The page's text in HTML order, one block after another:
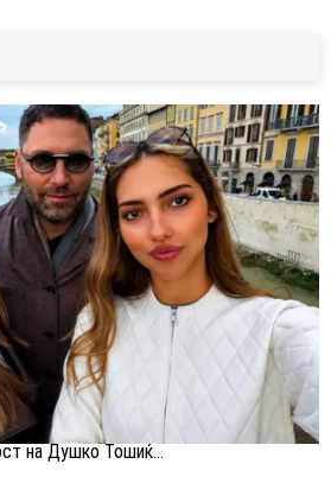
на Душко Тошиќ...